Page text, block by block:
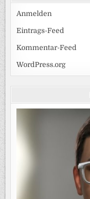
Anmelden
Eintrags-Feed
Kommentar-Feed
WordPress.org